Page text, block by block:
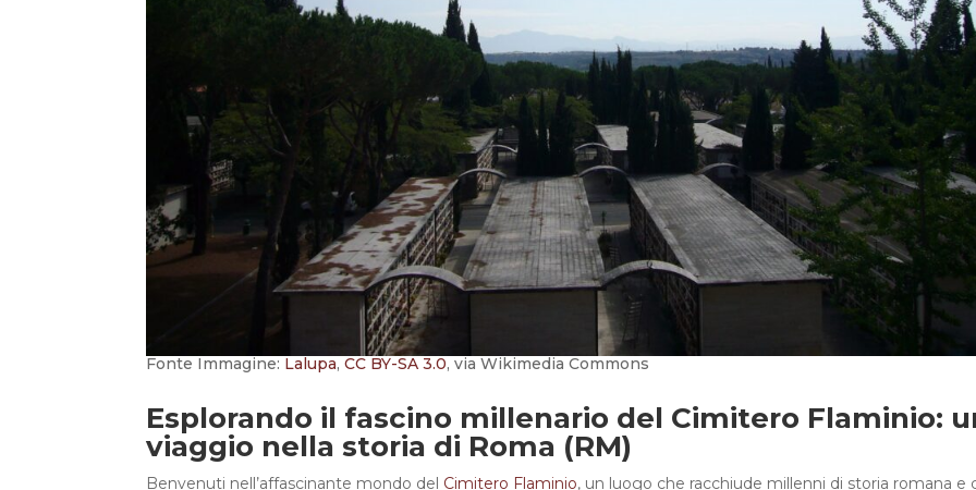
Fonte Immagine: Lalupa,CC BY-SA 3.0, via Wikimedia Commons
Esplorando il fascino millenario del Cimitero Flaminio:
viaggio nella storia di Roma (RM)
Benvenuti nell’affascinante mondo del Cimitero Flaminio, un luogo che racchiude millenni di storia romana e